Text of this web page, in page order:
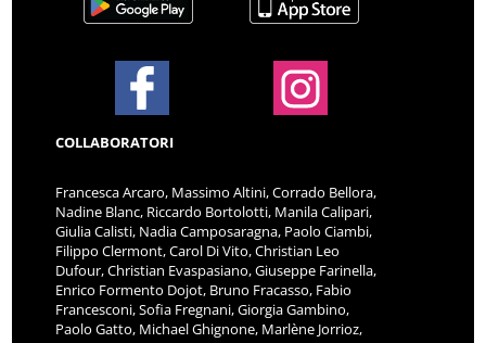
COLLABORATORI
Francesca Arcaro, Massimo Altini, Corrado Bellora,
Nadine Blanc, Riccardo Bortolotti, Manila Calipari,
Giulia Calisti, Nadia Camposaragna, Paolo Ciambi,
Filippo Clermont, Carol Di Vito, Christian Leo
Dufour, Christian Evaspasiano, Giuseppe Farinella,
Enrico Formento Dojot, Bruno Fracasso, Fabio
Francesconi, Sofia Fregnani, Giorgia Gambino,
Paolo Gatto, Michael Ghignone, Marlène Jorrioz,